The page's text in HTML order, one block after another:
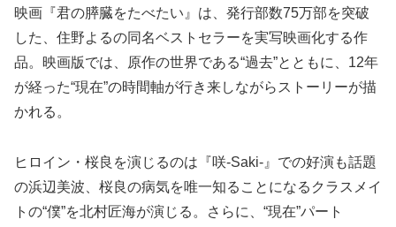
映画『君の膵臓をたべたい』は、発行部数75万部を突破
した、住野よるの同名ベストセラーを実写映画化する作
品。映画版では、原作の世界である“過去”とともに、12年
が経った“現在”の時間軸が行き来しながらストーリーが描
かれる。
ヒロイン・桜良を演じるのは『咲-Saki-』での好演も話題
の浜辺美波、桜良の病気を唯一知ることになるクラスメイ
トの“僕”を北村匠海が演じる。さらに、“現在”パート